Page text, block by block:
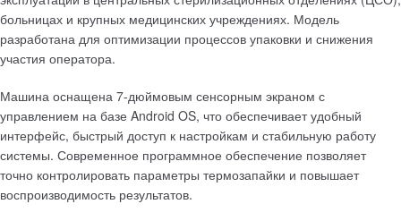
больницах и крупных медицинских учреждениях. Модель
разработана для оптимизации процессов упаковки и снижения
участия оператора.
Машина оснащена 7-дюймовым сенсорным экраном с
управлением на базе Android OS, что обеспечивает удобный
интерфейс, быстрый доступ к настройкам и стабильную работу
системы. Современное программное обеспечение позволяет
точно контролировать параметры термозапайки и повышает
воспроизводимость результатов.